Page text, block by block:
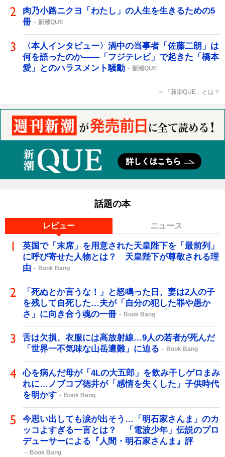
肉乃小路ニクヨ「わたし」の人生を生きるための5
冊
新潮QUE
〈本人インタビュー〉渦中の当事者「佐藤二朗」は
何を語ったのか――「フジテレビ」で起きた「橋本
愛」とのハラスメント騒動
新潮QUE
「新潮QUE」とは？
話題の本
レビュー ニュース
英国で「末席」を用意された天皇陛下を「最前列」
に呼び寄せた人物とは？ 天皇陛下が尊敬される理
由
Book Bang
「死ぬとか言うな！」と怒鳴った日、妻は2人の子
を残して自死した…夫が「自分の犯した罪や愚か
さ」に向き合う魂の一冊
Book Bang
舌は欠損、衣服には高放射線…9人の若者が死んだ
「世界一不気味な山岳遭難」に迫る
Book Bang
心を病んだ母が「4Lの大五郎」を飲み干しゲロまみ
れに…ノブコブ徳井が「感情を失くした」子供時代
を明かす
Book Bang
今思い出しても涙が出そう…「明石家さんま」のカ
ッコよすぎる一言とは？ 「電波少年」伝説のプロ
デューサーによる『人間・明石家さんま』評
Book Bang